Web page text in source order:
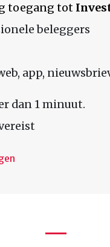
toegang tot
beleggers
app,
dan 1 minuut.